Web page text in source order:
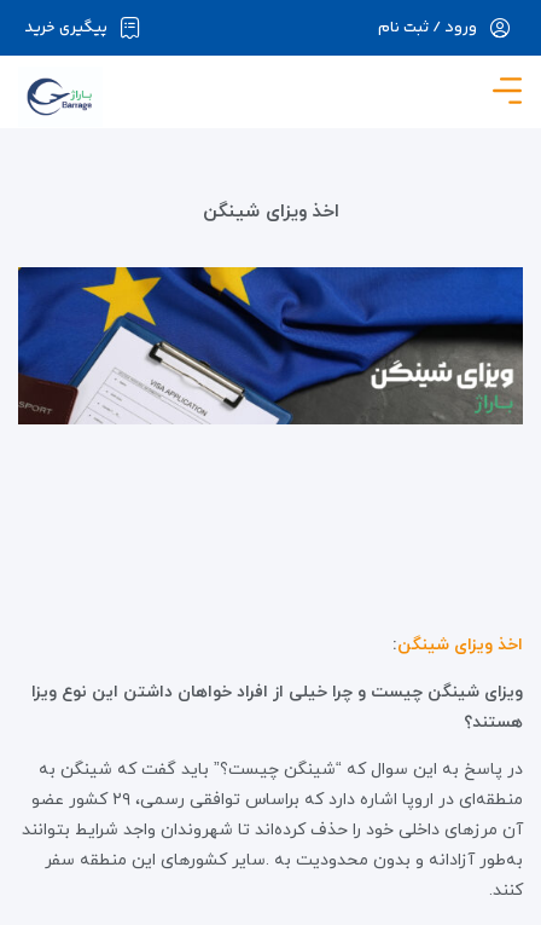
در حال حاضر ارتباط با سرور قطع می باشد لطفا
پیگیری خرید ورود / ثبت نام
اخذ ویزای شینگن
اخذ ویزای شینگن:
ویزای شینگن چیست و چرا خیلی از افراد خواهان داشتن این نوع ویزا
هستند؟
در پاسخ به این سوال که “شینگن چیست؟” باید گفت که شینگن به
منطقه‌ای در اروپا اشاره دارد که براساس توافقی رسمی، ۲۹ کشور عضو
آن مرزهای داخلی خود را حذف کرده‌اند تا شهروندان واجد شرایط بتوانند
به‌طور آزادانه و بدون محدودیت به .سایر کشورهای این منطقه سفر
کنند.